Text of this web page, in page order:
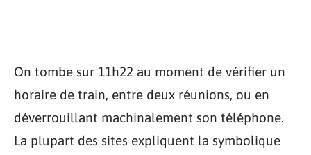
On tombe sur 11h22 au moment de vérifier un
horaire de train, entre deux réunions, ou en
déverrouillant machinalement son téléphone.
La plupart des sites expliquent la symbolique